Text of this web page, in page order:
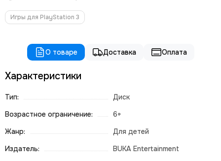
Игры для PlayStation 3
О товаре Доставка Оплата
Характеристики
Тип:
Диск
Возрастное ограничение:
6+
Жанр:
Для детей
Издатель:
BUKA Entertainment